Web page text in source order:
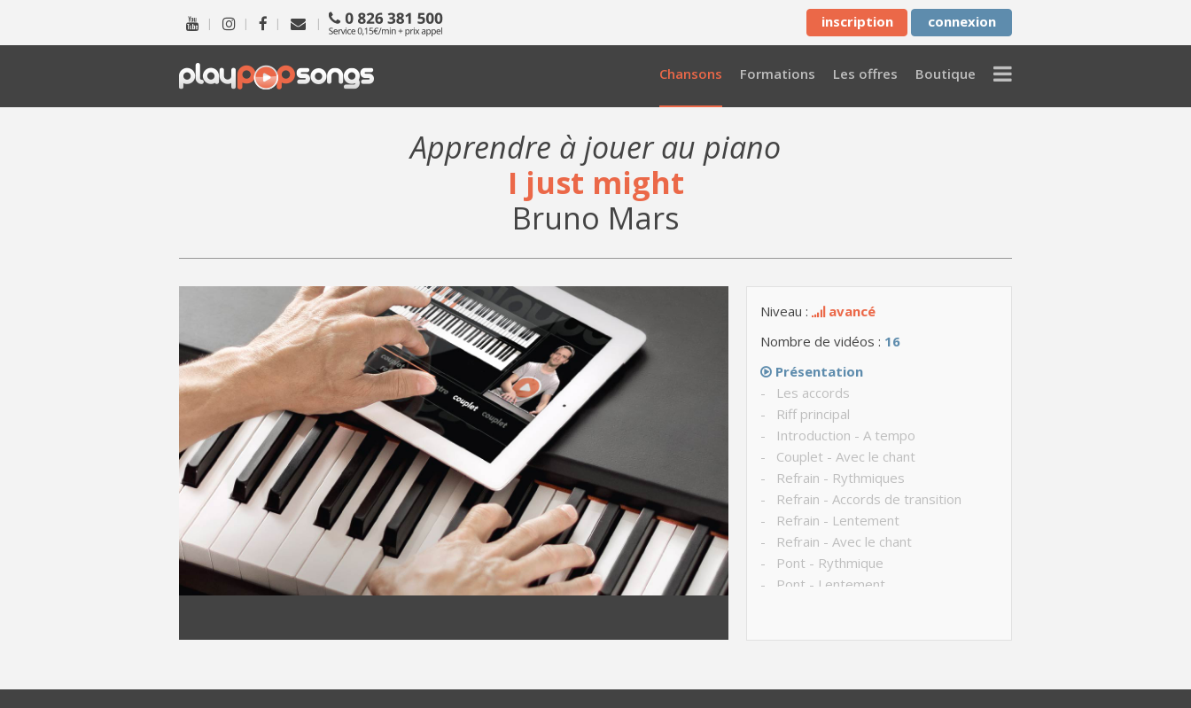
| | | | inscription connexion
Chansons Formations Les offres Boutique Menu
Apprendre à jouer au piano
I just might
Bruno Mars
Niveau :
avancé
Nombre de vidéos : 16
Présentation
- Les accords
- Riff principal
- Introduction - A tempo
- Couplet - Avec le chant
- Refrain - Rythmiques
- Refrain - Accords de transition
- Refrain - Lentement
- Refrain - Avec le chant
- Pont - Rythmique
- Pont - Lentement
- Bonus